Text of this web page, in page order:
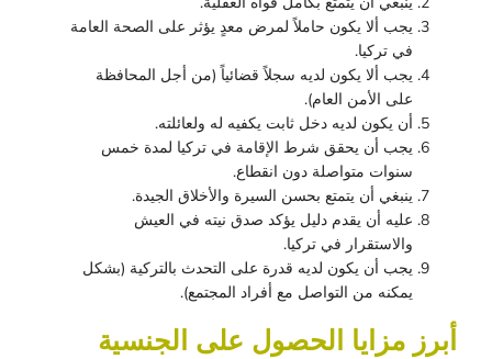
يجب ألا يكون حاملاً لمرض معدٍ يؤثر على الصحة العامة
في تركيا.
يجب ألا يكون لديه سجلاً قضائياً (من أجل المحافظة
على الأمن العام).
أن يكون لديه دخل ثابت يكفيه له ولعائلته.
يجب أن يحقق شرط الإقامة في تركيا لمدة خمس
سنوات متواصلة دون انقطاع.
ينبغي أن يتمتع بحسن السيرة والأخلاق الجيدة.
عليه أن يقدم دليل يؤكد صدق نيته في العيش
والاستقرار في تركيا.
يجب أن يكون لديه قدرة على التحدث بالتركية (بشكل
يمكنه من التواصل مع أفراد المجتمع).
أبرز مزايا الحصول على الجنسية